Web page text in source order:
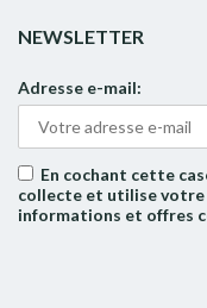
NEWSLETTER
Adresse e-mail:
En cochant cette
collecte et utilise votre
informations et offres